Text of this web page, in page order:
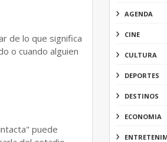
de lo que significa
o cuando alguien
puede
AGENDA
CINE
CULTURA
DEPORTES
DESTINOS
ECONOMIA